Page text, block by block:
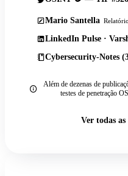
Mario Santella
LinkedIn Pulse ·
Cybersecurity-Notes
Além de dezenas de
testes de penetração
Ver todas as